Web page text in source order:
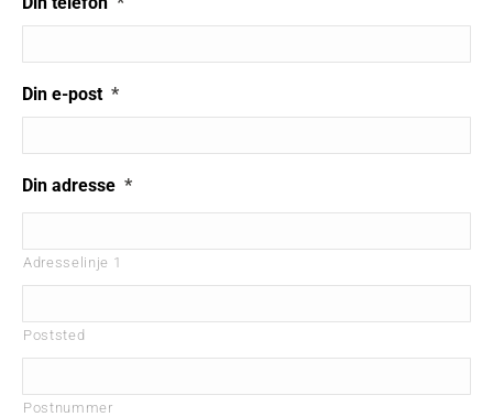
Din e-post *
Din adresse *
Adresselinje 1
Poststed
Postnummer